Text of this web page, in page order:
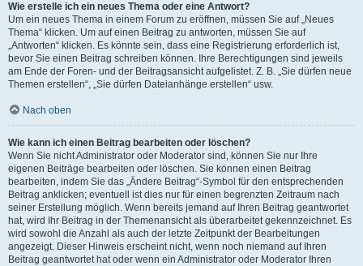
Wie erstelle ich ein neues Thema oder eine Antwort?
Um ein neues Thema in einem Forum zu eröffnen, müssen Sie auf „Neues
Thema“ klicken. Um auf einen Beitrag zu antworten, müssen Sie auf
„Antworten“ klicken. Es könnte sein, dass eine Registrierung erforderlich ist,
bevor Sie einen Beitrag schreiben können. Ihre Berechtigungen sind jeweils
am Ende der Foren- und der Beitragsansicht aufgelistet. Z. B. „Sie dürfen neue
Themen erstellen“, „Sie dürfen Dateianhänge erstellen“ usw.
Nach oben
Wie kann ich einen Beitrag bearbeiten oder löschen?
Wenn Sie nicht Administrator oder Moderator sind, können Sie nur Ihre
eigenen Beiträge bearbeiten oder löschen. Sie können einen Beitrag
bearbeiten, indem Sie das „Ändere Beitrag“-Symbol für den entsprechenden
Beitrag anklicken; eventuell ist dies nur für einen begrenzten Zeitraum nach
seiner Erstellung möglich. Wenn bereits jemand auf Ihren Beitrag geantwortet
hat, wird Ihr Beitrag in der Themenansicht als überarbeitet gekennzeichnet. Es
wird sowohl die Anzahl als auch der letzte Zeitpunkt der Bearbeitungen
angezeigt. Dieser Hinweis erscheint nicht, wenn noch niemand auf Ihren
Beitrag geantwortet hat oder wenn ein Administrator oder Moderator Ihren